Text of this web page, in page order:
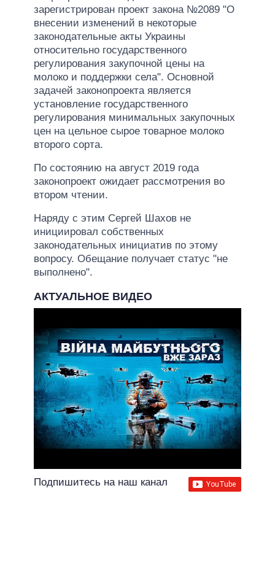
зарегистрирован проект закона №2089 "О
внесении изменений в некоторые
законодательные акты Украины
относительно государственного
регулирования закупочной цены на
молоко и поддержки села". Основной
задачей законопроекта является
установление государственного
регулирования минимальных закупочных
цен на цельное сырое товарное молоко
второго сорта.
По состоянию на август 2019 года
законопроект ожидает рассмотрения во
втором чтении.
Наряду с этим Сергей Шахов не
инициировал собственных
законодательных инициатив по этому
вопросу. Обещание получает статус "не
выполнено".
АКТУАЛЬНОЕ ВИДЕО
Подпишитесь на наш канал